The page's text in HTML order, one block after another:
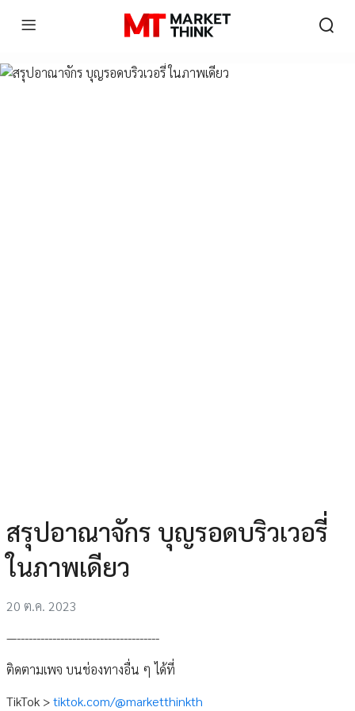
สรุปอาณาจักร บุญรอดบริวเวอรี่
ในภาพเดียว
20 ต.ค. 2023
—------------------------------------
ติดตามเพจ บนช่องทางอื่น ๆ ได้ที่
TikTok >tiktok.com/@marketthinkth